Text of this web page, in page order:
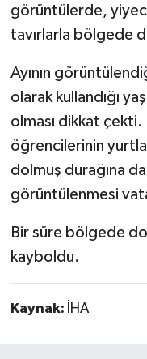
görüntülerde,
tavırlarla bölgede
Ayının
olarak kullandığı
olması dikkat çekti.
öğrencilerinin
dolmuş durağına
görüntülenmesi
Bir süre bölgede
kayboldu.
Kaynak: İHA